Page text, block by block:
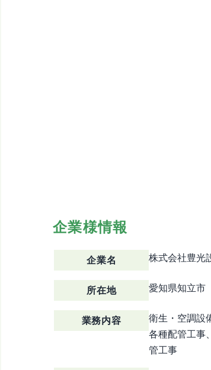
企業様情報
企業名 株式会社豊光
所在地 愛知県知立市
業務内容
衛生・空調設
各種配管工事
管工事